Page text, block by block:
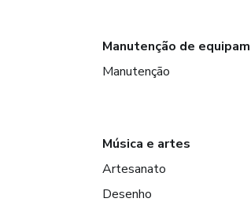
Manutenção de
Manutenção
Música e artes
Artesanato
Desenho